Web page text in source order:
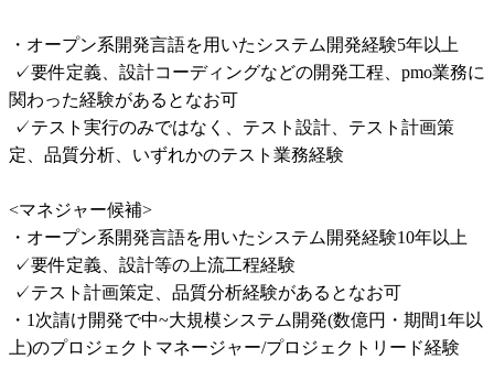
・オープン系開発言語を用いたシステム開発経験5年以上
関わった経験があるとなお可
定、品質分析、いずれかのテスト業務経験
<マネジャー候補>
・オープン系開発言語を用いたシステム開発経験10年以上
・1次請け開発で中~大規模システム開発(数億円・期間1年以
上)のプロジェクトマネージャー/プロジェクトリード経験